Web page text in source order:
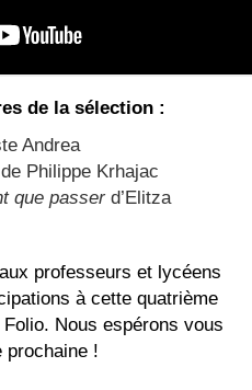
de la sélection :
Andrea
de Philippe Krhajac
que passer d’Elitza
professeurs et lycéens
à cette quatrième
Nous espérons vous
prochaine !